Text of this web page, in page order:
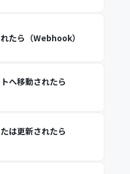
たら（Webhook）
へ移動されたら
は更新されたら